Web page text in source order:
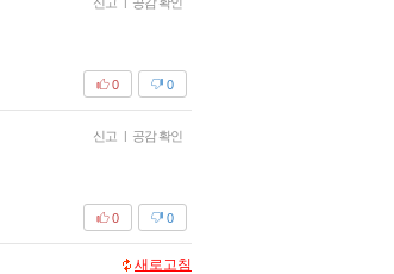
0
0
신고 | 공감 확인
0
0
새로고침